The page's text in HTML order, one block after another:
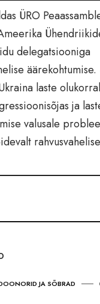
ÜRO
delegatsiooniga
äärekohtumise.
laste
ja
valusale
JA SÕBRAD